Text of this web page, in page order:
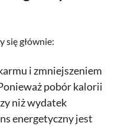
się głównie:
i zmniejszeniem
pobór kalorii
niż wydatek
energetyczny jest